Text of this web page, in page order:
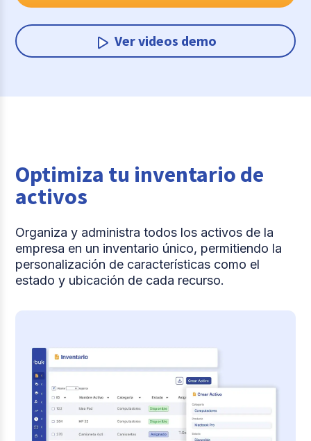
Ver videos demo
Optimiza tu inventario de
activos
Organiza y administra todos los activos de la
empresa en un inventario único, permitiendo la
personalización de características como el
estado y ubicación de cada recurso.